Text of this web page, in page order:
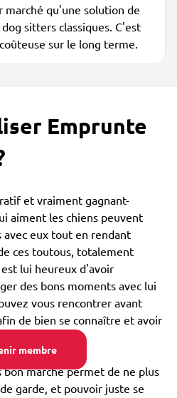
membre
marché qu'une solution de
sitters classiques. C'est
sur le long terme.
Emprunte
et vraiment gagnant-
aiment les chiens peuvent
avec eux tout en rendant
ces toutous, totalement
lui heureux d'avoir
des bons moments avec lui
vous rencontrer avant
de bien se connaître et avoir
marché permet de ne plus
garde, et pouvoir juste se